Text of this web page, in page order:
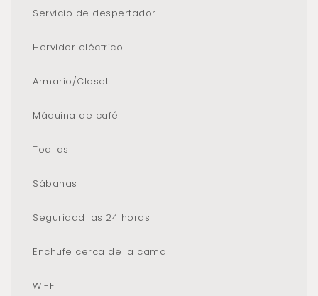
Servicio de despertador
Hervidor eléctrico
Armario/Closet
Máquina de café
Toallas
Sábanas
Seguridad las 24 horas
Enchufe cerca de la cama
Wi-Fi